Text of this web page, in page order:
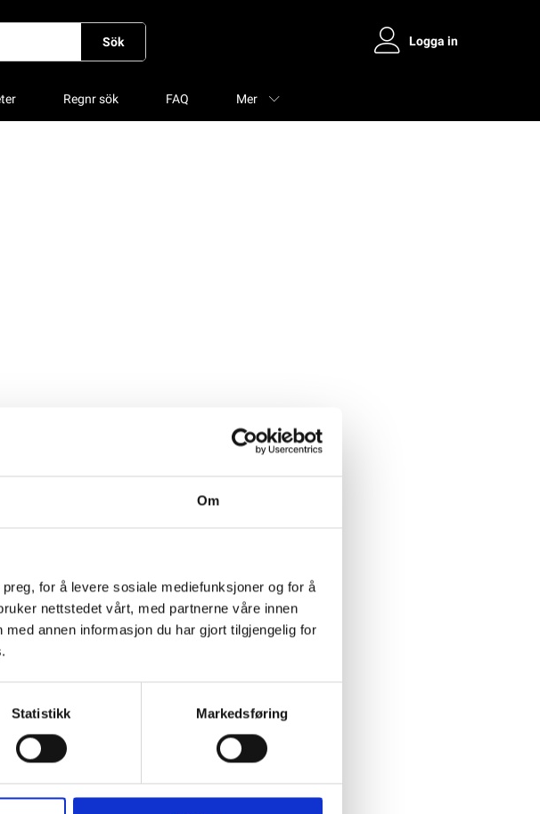
Om
for å levere sosiale mediefunksjoner og for å
nettstedet vårt, med partnerne våre innen
annen informasjon du har gjort tilgjengelig for
Statistikk Markedsføring
Sök Logga in
Regnr sök FAQ Mer